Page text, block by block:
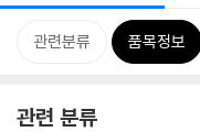
관련분류 품목정보
관련 분류